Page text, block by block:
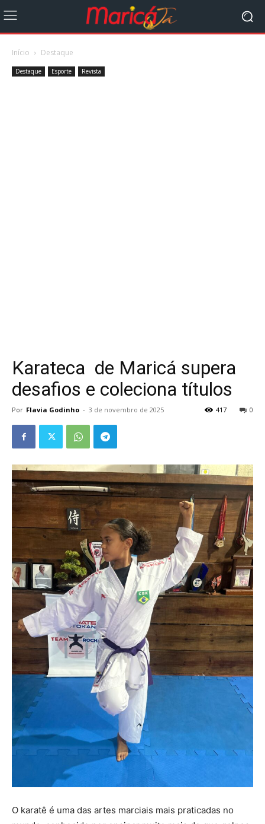
Início Destaque
Destaque Esporte Revista
Karateca de Maricá supera
desafios e coleciona títulos
Por Flavia Godinho - 3 de novembro de 2025 0
417
O karatê é uma das artes marciais mais praticadas no